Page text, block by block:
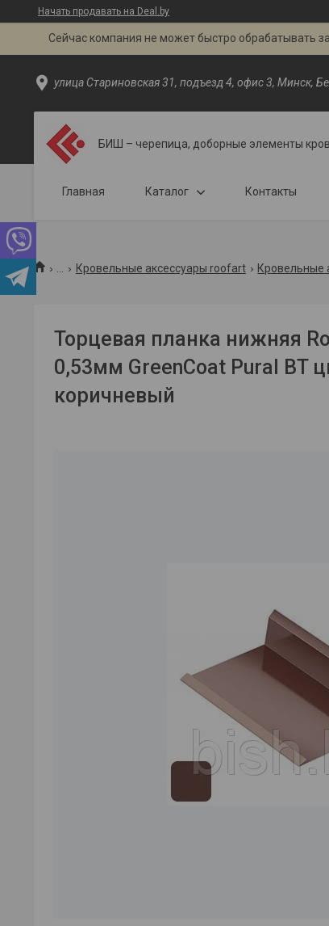
Начать продавать на Deal.by
Сейчас компания не может быстро обрабатывать
улица Стариновская 31, подъезд 4, офис 3, Минск,
БИШ – черепица, доборные элементы
Главная Каталог Контакты
Кровельные аксессуары roofart Кровельные
Торцевая планка нижняя
0,53мм GreenCoat Pural BT
коричневый